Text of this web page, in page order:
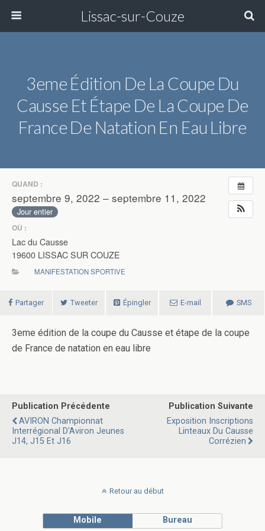
Lissac-sur-Couze
3eme Édition De La Coupe Du
Causse Et Étape De La Coupe De
France De Natation En Eau Libre
QUAND :
septembre 9, 2022 – septembre 11, 2022
Jour entier
OÙ :
Lac du Causse
19600 LISSAC SUR COUZE
MANIFESTATION SPORTIVE
Partager Tweeter Épingler E-mail SMS
3eme édition de la coupe du Causse et étape de la coupe
de France de natation en eau libre
Publication Précédente
AVIRON Championnat
Interrégional D'Aviron Jeunes
J14, J15 Et J16
Publication Suivante
Exposition Inscriptions
Linteaux Du Causse
Corrézien
Retour au début
Mobile Bureau